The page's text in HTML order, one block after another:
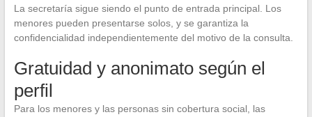
La secretaría sigue siendo el punto de entrada principal. Los
menores pueden presentarse solos, y se garantiza la
confidencialidad independientemente del motivo de la consulta.
Gratuidad y anonimato según el
perfil
Para los menores y las personas sin cobertura social, las